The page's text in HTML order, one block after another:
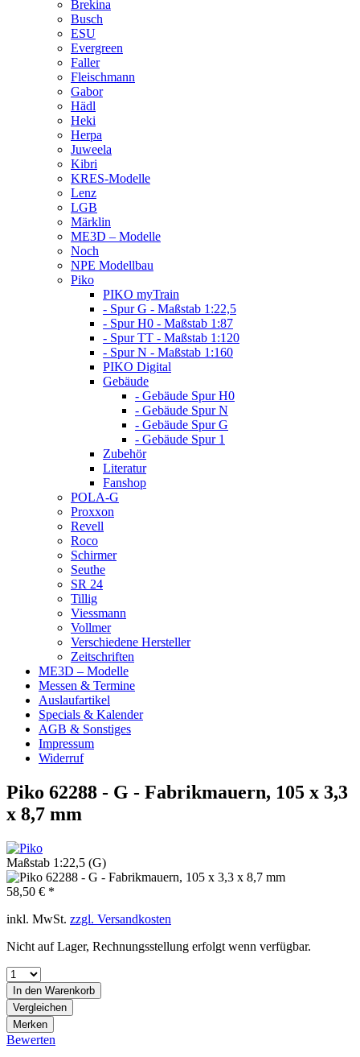
Brekina
Busch
ESU
Evergreen
Faller
Fleischmann
Gabor
Hädl
Heki
Herpa
Juweela
Kibri
KRES-Modelle
Lenz
LGB
Märklin
ME3D – Modelle
Noch
NPE Modellbau
Piko
PIKO myTrain
- Spur G - Maßstab 1:22,5
- Spur H0 - Maßstab 1:87
- Spur TT - Maßstab 1:120
- Spur N - Maßstab 1:160
PIKO Digital
Gebäude
- Gebäude Spur H0
- Gebäude Spur N
- Gebäude Spur G
- Gebäude Spur 1
Zubehör
Literatur
Fanshop
POLA-G
Proxxon
Revell
Roco
Schirmer
Seuthe
SR 24
Tillig
Viessmann
Vollmer
Verschiedene Hersteller
Zeitschriften
ME3D – Modelle
Messen & Termine
Auslaufartikel
Specials & Kalender
AGB & Sonstiges
Impressum
Widerruf
Piko 62288 - G - Fabrikmauern, 105 x 3,3
x 8,7 mm
Maßstab 1:22,5 (G)
58,50 € *
inkl. MwSt. zzgl. Versandkosten
Nicht auf Lager, Rechnungsstellung erfolgt wenn verfügbar.
In den Warenkorb
Vergleichen
Merken
Bewerten